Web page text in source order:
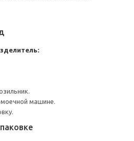
машине.